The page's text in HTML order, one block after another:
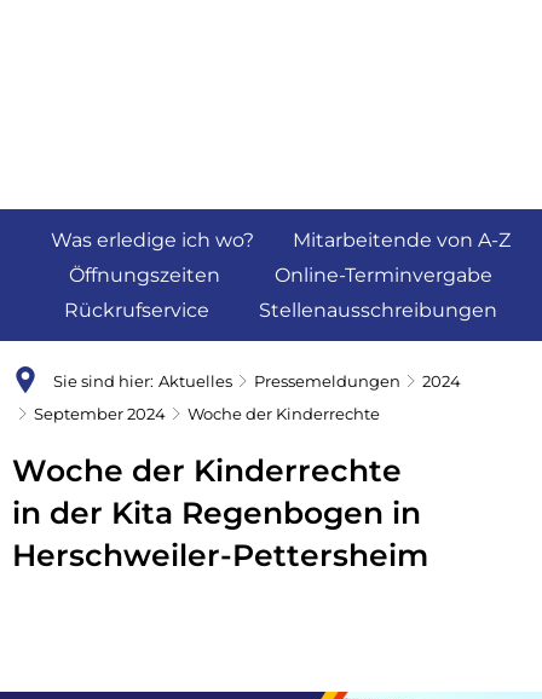
Was erledige ich wo?
Mitarbeitende von A-Z
Öffnungszeiten
Online-Terminvergabe
Rückrufservice
Stellenausschreibungen
Sie sind hier: Aktuelles Pressemeldungen
2024
September 2024
Woche der Kinderrechte
Woche der Kinderrechte
in der Kita Regenbogen in
Herschweiler-Pettersheim